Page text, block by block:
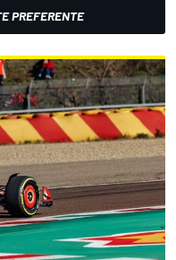
PREFERENTE